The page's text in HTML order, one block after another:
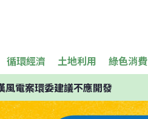
循環經濟 土地利用 綠色消費
風電案環委建議不應開發